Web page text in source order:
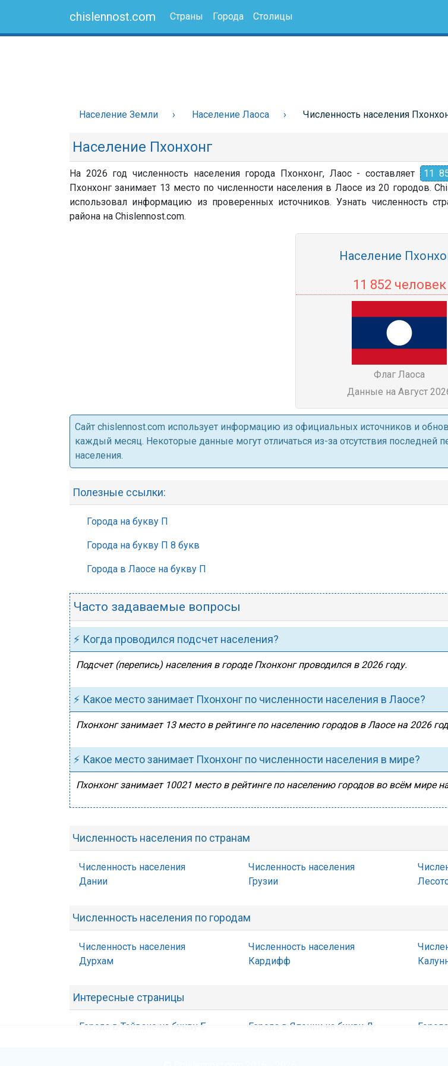
chislennost.com Страны Города Столицы
Население Земли Население Лаоса Численность населения
Население Пхонхонг
На 2026 год численность населения города Пхонхонг, Лаос - составляет 11
Пхонхонг занимает 13 место по численности населения в Лаосе из 20 городов.
использовал информацию из проверенных источников. Узнать численность
района на Chislennost.com.
Население
11 852 человек
Флаг Лаоса
Данные на Август
Cайт chislennost.com использует информацию из официальных источников и
каждый месяц. Некоторые данные могут отличаться из-за отсутствия последней
населения.
Полезные ссылки:
Города на букву П
Города на букву П 8 букв
Города в Лаосе на букву П
Часто задаваемые вопросы
⚡ Когда проводился подсчет населения?
Подсчет (перепись) населения в городе Пхонхонг проводился в 2026 году.
⚡ Какое место занимает Пхонхонг по численности населения в Лаосе?
Пхонхонг занимает 13 место в рейтинге по населению городов в Лаосе на 2026
⚡ Какое место занимает Пхонхонг по численности населения в мире?
Пхонхонг занимает 10021 место в рейтинге по населению городов во всём мире
Численность населения по странам
Численность населения
Дании
Численность населения
Грузии
Численность населения по городам
Численность населения
Дурхам
Численность населения
Кардифф
Интересные страницы
Города в Тайване на букву Б Города в Японии на букву Д